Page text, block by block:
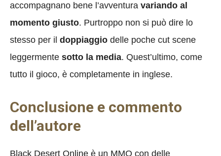
accompagnano bene l’avventura variando al
momento giusto. Purtroppo non si può dire lo
stesso per il doppiaggio delle poche cut scene
leggermente sotto la media. Quest’ultimo, come
tutto il gioco, è completamente in inglese.
Conclusione e commento
dell’autore
Black Desert Online è un MMO con delle